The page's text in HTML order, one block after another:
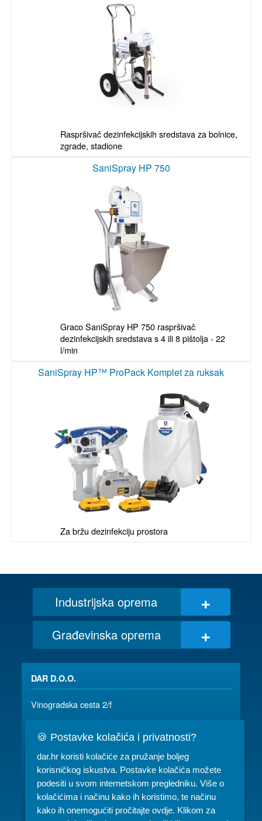
Raspršivač dezinfekcijskih sredstava za bolnice,
zgrade, stadione
SaniSpray HP 750
Graco SaniSpray HP 750 raspršivač
dezinfekcijskih sredstava s 4 ili 8 pištolja - 22
l/min
SaniSpray HP™ ProPack Komplet za ruksak
Za bržu dezinfekciju prostora
Industrijska oprema +
Građevinska oprema +
DAR D.O.O.
Vinogradska cesta 2/f
RADNO VRIJEME:
Komercijala: PON-PET 07-15h
Servis: PON-PET 07-15h
🍪 Postavke kolačića i privatnosti?
dar.hr koristi kolačiće za pružanje boljeg
korisničkog iskustva. Postavke kolačića možete
podesiti u svom internetskom pregledniku. Više o
kolačićima i načinu kako ih koristimo, te načinu
kako ih onemogućiti pročitajte ovdje. Klikom za